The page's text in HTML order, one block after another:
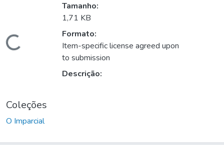
Carregando...
Tamanho:
1,71 KB
Formato:
Item-specific license agreed upon
to submission
Descrição:
Coleções
O Imparcial